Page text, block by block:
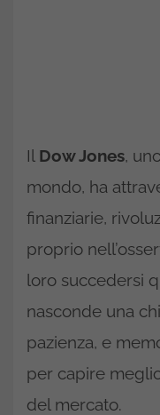
Il Dow Jones,
mondo, ha
finanziarie,
proprio
loro succedersi
nasconde una
pazienza, e
per capire
del mercato.